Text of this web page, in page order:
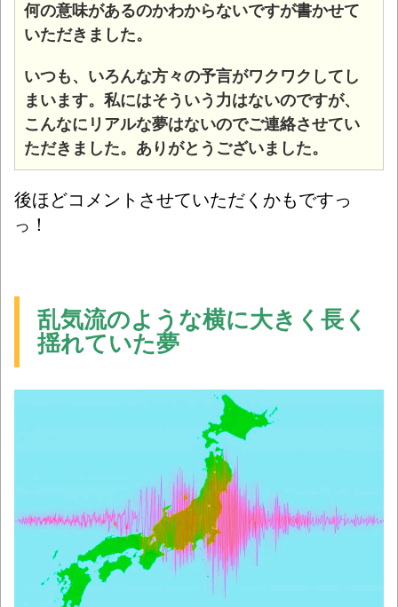
何の意味があるのかわからないですが書かせて
いただきました。
いつも、いろんな方々の予言がワクワクしてし
まいます。私にはそういう力はないのですが、
こんなにリアルな夢はないのでご連絡させてい
ただきました。ありがとうございました。
後ほどコメントさせていただくかもですっ
っ ！
乱気流のような横に大きく長く
揺れていた夢